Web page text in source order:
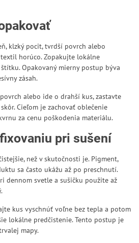
klzký pocit, tvrdší povrch alebo
horúco. Zopakujte lokálne
Opakovaný mierny postup býva
zásah.
alebo ide o drahší kus, zastavte
Cieľom je zachovať oblečenie
za cenu poškodenia materiálu.
pri sušení
než v skutočnosti je. Pigment,
sa často ukážu až po preschnutí.
dennom svetle a sušičku použite až
kus vyschnúť voľne bez tepla a potom
lokálne predčistenie. Tento postup je
mapy.